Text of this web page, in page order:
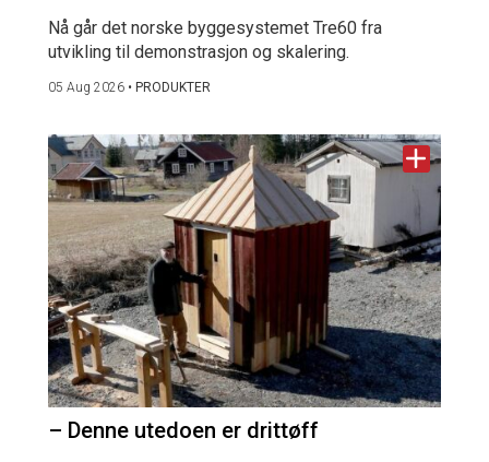
Nå går det norske byggesystemet Tre60 fra
utvikling til demonstrasjon og skalering.
05 Aug 2026 • PRODUKTER
– Denne utedoen er drittøff